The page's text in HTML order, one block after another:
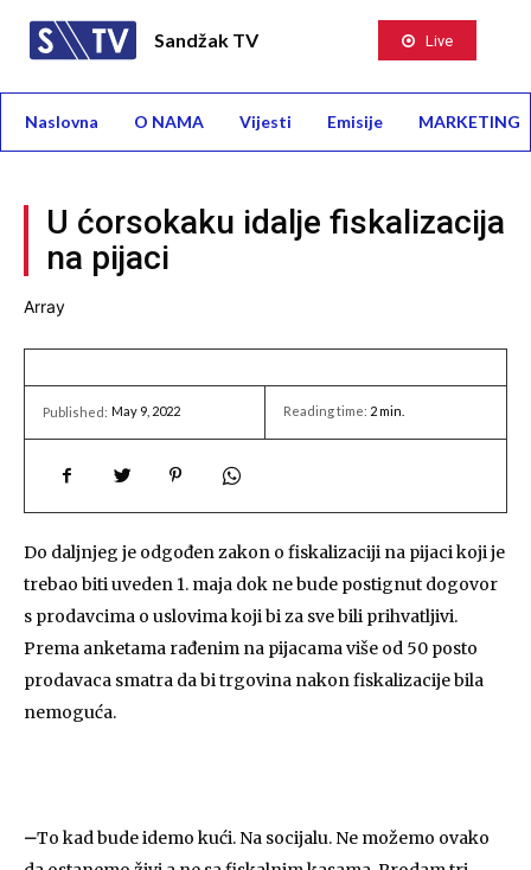
Sandžak TV Live
Naslovna O NAMA Vijesti Emisije MARKETING
U ćorsokaku idalje fiskalizacija
na pijaci
Array
Published: May 9, 2022 Reading time: 2min.
Do daljnjeg je odgođen zakon o fiskalizaciji na pijaci koji je
trebao biti uveden 1. maja dok ne bude postignut dogovor
s prodavcima o uslovima koji bi za sve bili prihvatljivi.
Prema anketama rađenim na pijacama više od 50 posto
prodavaca smatra da bi trgovina nakon fiskalizacije bila
nemoguća.
–To kad bude idemo kući. Na socijalu. Ne možemo ovako